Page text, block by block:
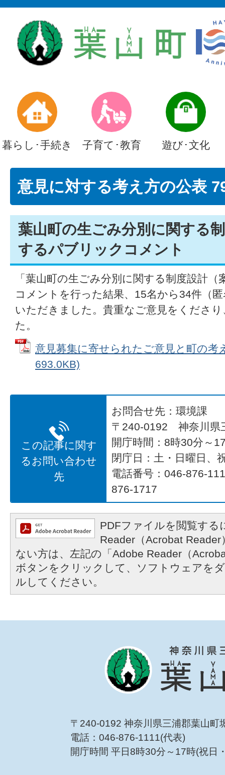
暮らし･手続き 子育て･教育 遊び･文化
意見に対する考え方の公表
葉山町の生ごみ分別に関する
するパブリックコメント
「葉山町の生ごみ分別に関する制度設計
コメントを行った結果、15名から34件（
いただきました。貴重なご意見をくださ
た。
意見募集に寄せられたご意見と町の考
693.0KB)
この記事に関す
るお問い合わせ
先
お問合せ先：環境課
〒240-0192 神奈川県
開庁時間：8時30分～
閉庁日：土・日曜日、
電話番号：046-876-
876-1717
PDFファイルを閲覧する
Reader（Acrobat
ない方は、左記の「Adobe Reader（
ボタンをクリックして、ソフトウェアを
ルしてください。
〒240-0192 神奈川県三浦郡葉山町
電話：046-876-1111(代表)
開庁時間 平日8時30分～17時(祝日